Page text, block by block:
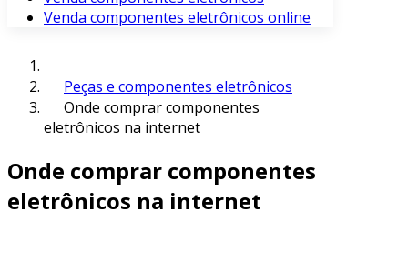
Venda componentes eletrônicos online
Peças e componentes eletrônicos
Onde comprar componentes
eletrônicos na internet
Onde comprar componentes
eletrônicos na internet